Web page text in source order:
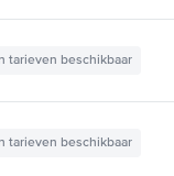
tarieven beschikbaar
tarieven beschikbaar